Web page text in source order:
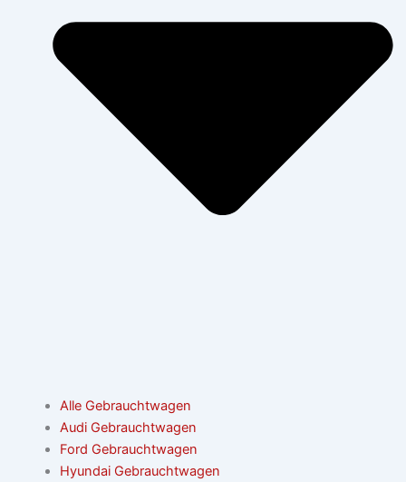
Alle Gebrauchtwagen
Audi Gebrauchtwagen
Ford Gebrauchtwagen
Hyundai Gebrauchtwagen